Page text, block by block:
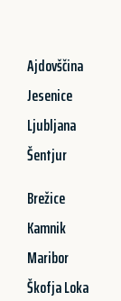
Ajdovščina
Jesenice
Ljubljana
Šentjur
Brežice
Kamnik
Maribor
Škofja Loka